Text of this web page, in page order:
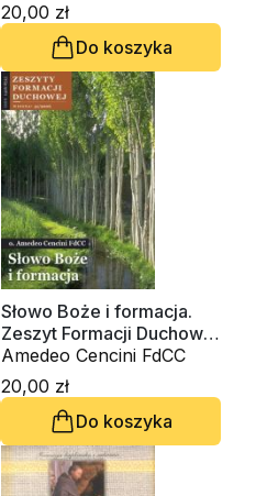
20,00 zł
Do koszyka
Słowo Boże i formacja.
Zeszyt Formacji Duchowej
nr 31
Amedeo Cencini FdCC
20,00 zł
Do koszyka